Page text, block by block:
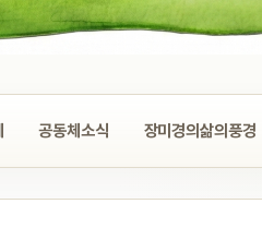
공동체소식 장미경의삶의풍경